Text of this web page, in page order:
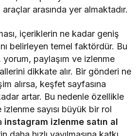
araçlar arasında yer almaktadır.
içeriklerin ne kadar geniş
belirleyen temel faktördür. Bu
paylaşım ve izlenme
dikkate alır. Bir gönderi ne
alırsa, keşfet sayfasına
artar. Bu nedenle özellikle
sayısı büyük bir rol
instagram izlenme satın al